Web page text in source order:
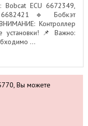
ECU 6672349,
🔹 Бобкэт
Контроллер
установки! 📌 Важно:
...
Вы можете